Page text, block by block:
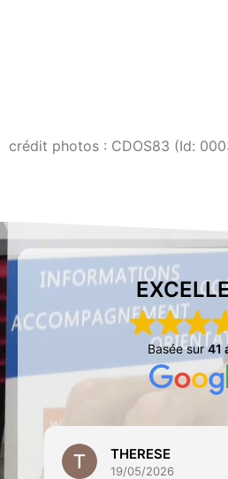
crédit photos : CDOS83 (Id:
Basée sur41
THERESE
19/05/2026